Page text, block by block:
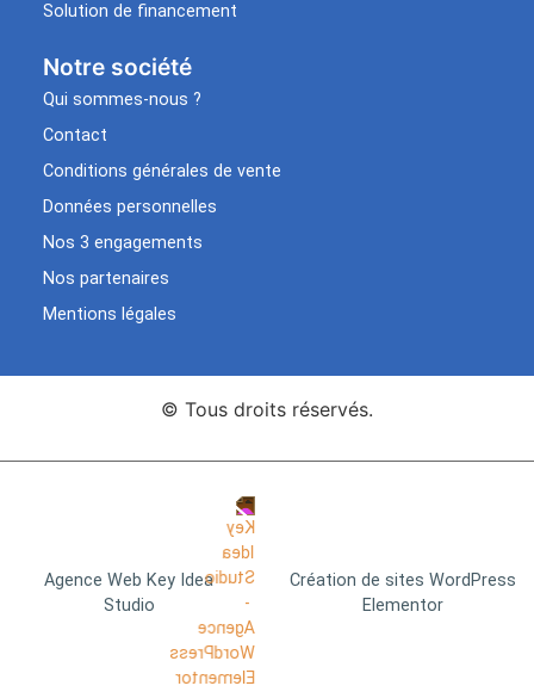
Solution de financement
Notre société
Qui sommes-nous ?
Contact
Conditions générales de vente
Données personnelles
Nos 3 engagements
Nos partenaires
Mentions légales
© Tous droits réservés.
Agence Web Key Idea
Studio
Création de sites WordPress
Elementor